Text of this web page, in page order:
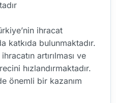
ihracat
katkıda bulunmaktadır.
artırılması ve
hızlandırmaktadır.
önemli bir kazanım